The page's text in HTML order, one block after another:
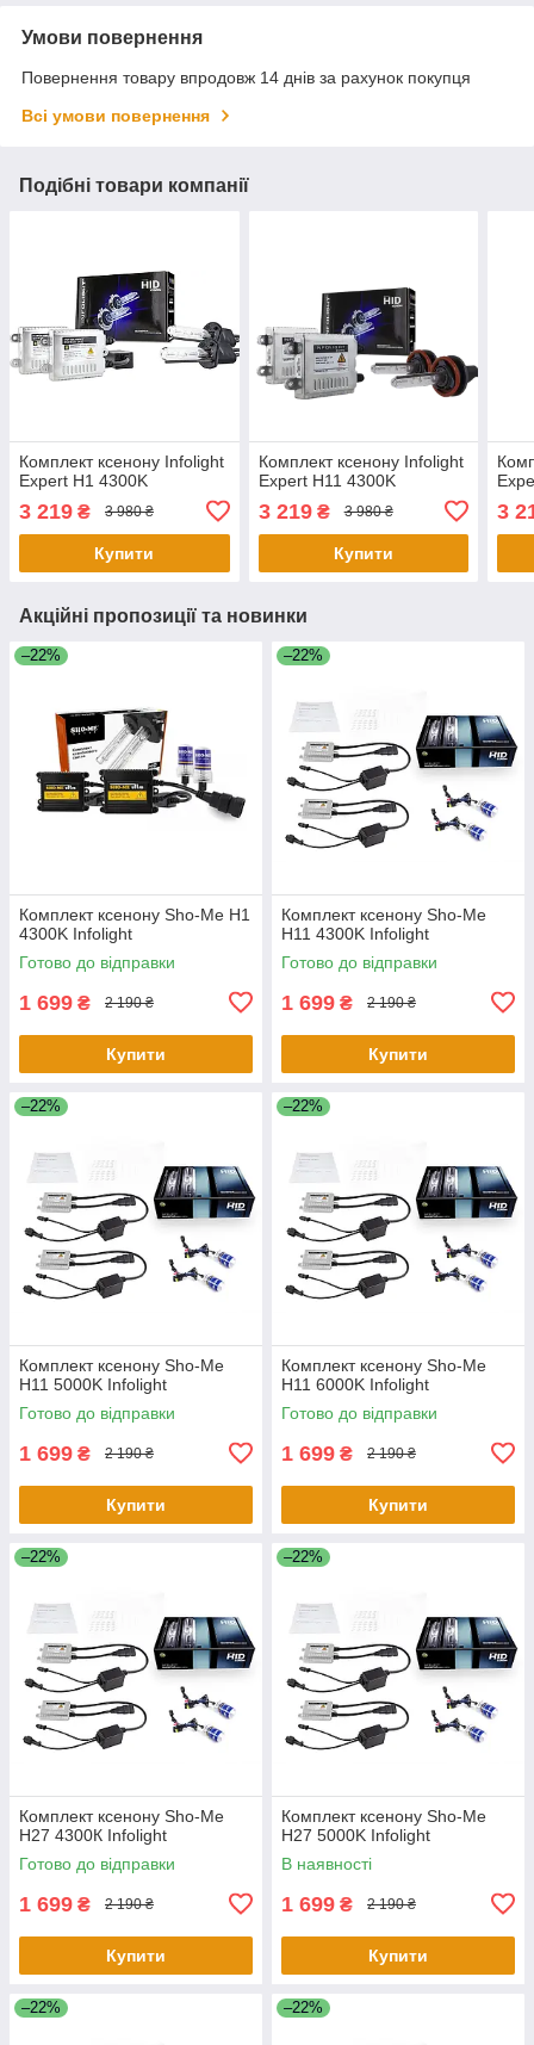
Умови повернення
Повернення товару впродовж 14 днів за рахунок покупця
Всі умови повернення
Подібні товари компанії
Комплект ксенону Infolight
Expert H1 4300K
3 219 ₴ 3 980 ₴
Купити
Комплект ксенону Infolight
Expert H11 4300K
3 219₴ 3 980 ₴
Купити
3
Акційні пропозиції та новинки
–22%
Комплект ксенону Sho-Me H1
4300K Infolight
Готово до відправки
1 699 ₴ 2 190 ₴
Купити
–22%
Комплект ксенону Sho-Me
H11 4300K Infolight
Готово до відправки
1 699 ₴ 2 190 ₴
Купити
–22%
Комплект ксенону Sho-Me
H11 5000K Infolight
Готово до відправки
1 699 ₴ 2 190 ₴
Купити
–22%
Комплект ксенону Sho-Me
H11 6000K Infolight
Готово до відправки
1 699 ₴ 2 190 ₴
Купити
–22%
Комплект ксенону Sho-Me
H27 4300К Infolight
Готово до відправки
1 699 ₴ 2 190 ₴
Купити
–22%
Комплект ксенону Sho-Me
H27 5000K Infolight
В наявності
1 699 ₴ 2 190 ₴
Купити
–22% –22%